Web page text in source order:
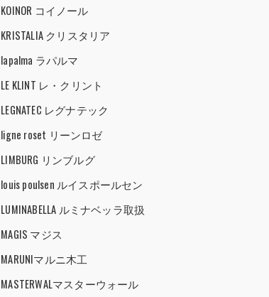
KOINOR コイノール
KRISTALIA クリスタリア
lapalma ラパルマ
LE KLINT レ・クリント
LEGNATEC レグナテック
ligne roset リーンロゼ
LIMBURG リンブルグ
louis poulsen ルイスポールセン
LUMINABELLA ルミナベッラ取扱
MAGIS マジス
MARUNIマルニ木工
MASTERWALマスターウォール